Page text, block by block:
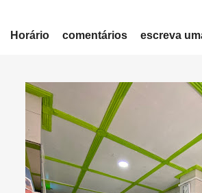
Horário comentários escreva